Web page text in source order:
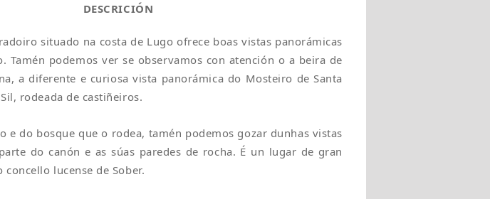
DESCRICIÓN
situado na costa de Lugo ofrece boas vistas panorámicas
Tamén podemos ver se observamos con atención o a beira de
a diferente e curiosa vista panorámica do Mosteiro de Santa
rodeada de castiñeiros.
e do bosque que o rodea, tamén podemos gozar dunhas vistas
do canón e as súas paredes de rocha. É un lugar de gran
lucense de Sober.